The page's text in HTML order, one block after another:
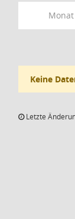
Monat
Keine
Letzte